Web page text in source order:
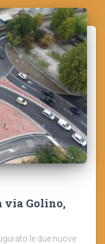
via Golino,
le due nuove